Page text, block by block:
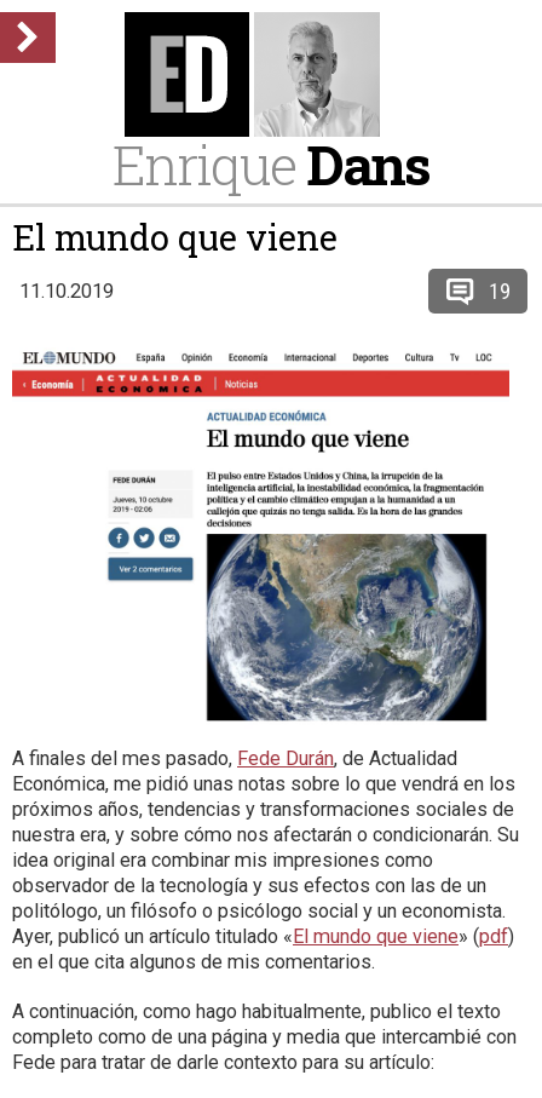
EnriqueDans
El mundo que viene
11.10.2019 19
A finales del mes pasado, Fede Durán, de Actualidad
Económica, me pidió unas notas sobre lo que vendrá en los
próximos años, tendencias y transformaciones sociales de
nuestra era, y sobre cómo nos afectarán o condicionarán. Su
idea original era combinar mis impresiones como
observador de la tecnología y sus efectos con las de un
politólogo, un filósofo o psicólogo social y un economista.
Ayer, publicó un artículo titulado « El mundo que viene» (pdf)
en el que cita algunos de mis comentarios.
A continuación, como hago habitualmente, publico el texto
completo como de una página y media que intercambié con
Fede para tratar de darle contexto para su artículo: